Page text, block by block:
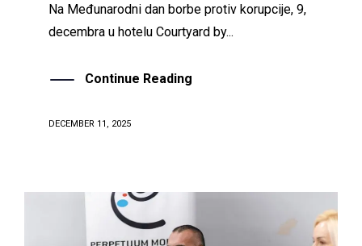
Na Međunarodni dan borbe protiv korupcije, 9,
decembra u hotelu Courtyard by...
Continue Reading
DECEMBER 11, 2025